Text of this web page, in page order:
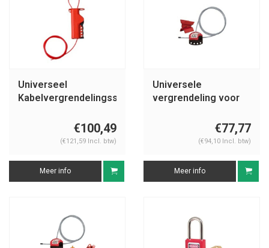
Universeel
Kabelvergrendelingssysteem
€100,49
(€121,59 Incl. btw)
Meer info
Universele
vergrendeling voor
€77,77
(€94,10 Incl. btw)
Meer info